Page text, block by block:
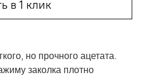
в 1 клик
но прочного ацетата.
заколка плотно